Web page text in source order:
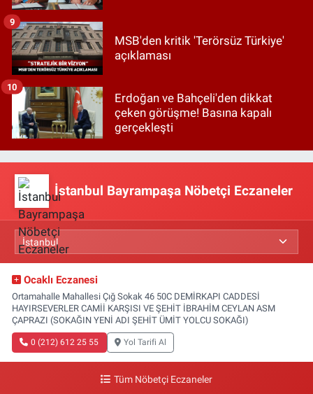
MSB'den kritik 'Terörsüz Türkiye'
açıklaması
9
Erdoğan ve Bahçeli'den dikkat
çeken görüşme! Basına kapalı
gerçekleşti
10
İstanbul Bayrampaşa Nöbetçi Eczaneler
Ocaklı Eczanesi
Ortamahalle Mahallesi Çığ Sokak 46 50C DEMİRKAPI CADDESİ
HAYIRSEVERLER CAMİİ KARŞISI VE ŞEHİT İBRAHİM CEYLAN ASM
ÇAPRAZI (SOKAĞIN YENİ ADI ŞEHİT ÜMİT YOLCU SOKAĞI)
0 (212) 612 25 55 Yol Tarifi Al
Tüm Nöbetçi Eczaneler